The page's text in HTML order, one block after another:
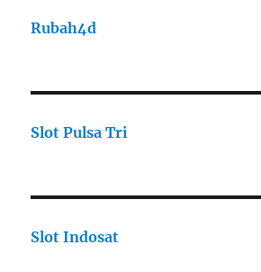
Rubah4d
Slot Pulsa Tri
Slot Indosat